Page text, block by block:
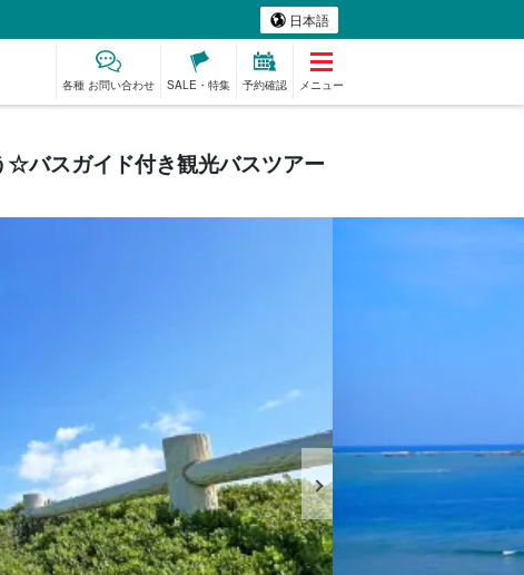
日本語
各種 お問い合わせ SALE・特集 予約確認 メニュー
☆バスガイド付き観光バスツアー